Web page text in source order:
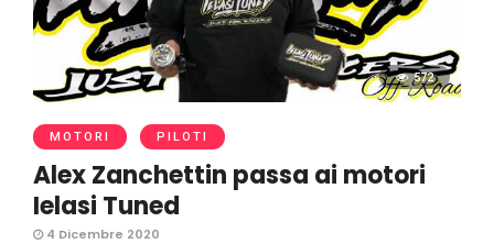
572
MOTORI PILOTI
Alex Zanchettin passa ai motori
Ielasi Tuned
4 Dicembre 2020